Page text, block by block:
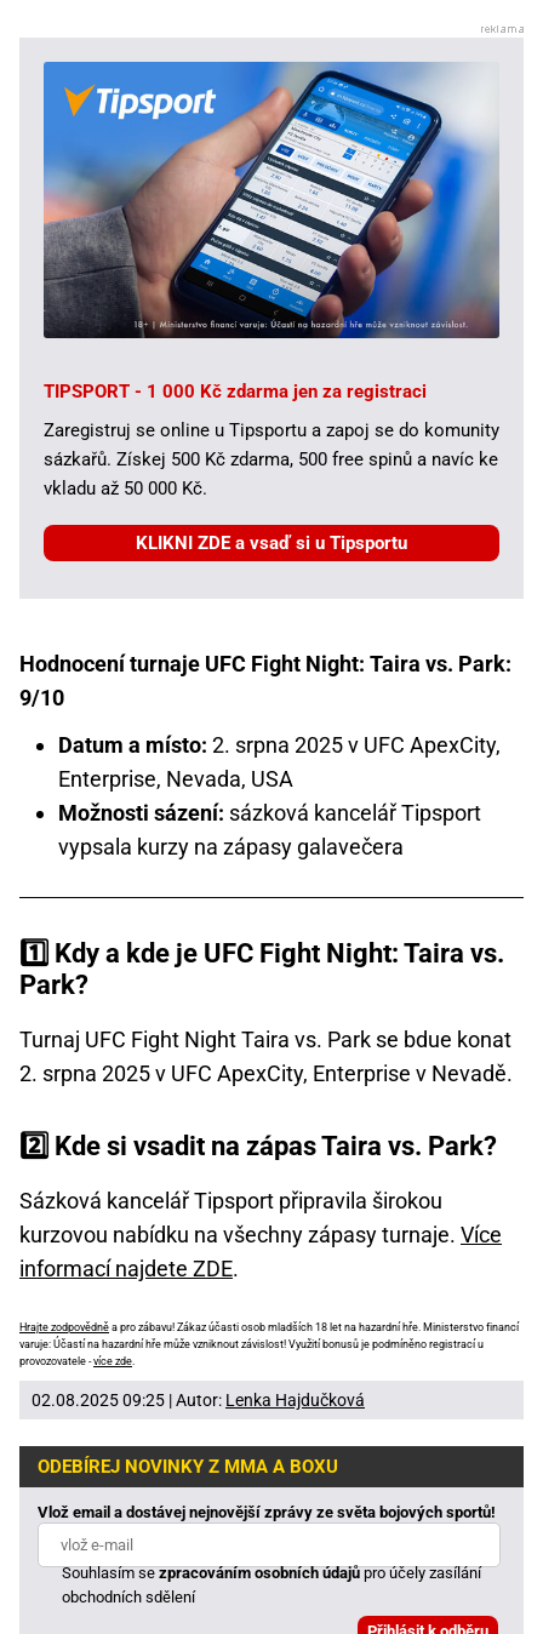
TIPSPORT - 1 000 Kč zdarma jen za registraci
Zaregistruj se online u Tipsportu a zapoj se do komunity
sázkařů. Získej 500 Kč zdarma, 500 free spinů a navíc ke
vkladu až 50 000 Kč.
KLIKNI ZDE a vsaď si u Tipsportu
Hodnocení turnaje UFC Fight Night: Taira vs. Park:
9/10
Datum a místo: 2. srpna 2025 v UFC ApexCity,
Enterprise, Nevada, USA
Možnosti sázení: sázková kancelář Tipsport
vypsala kurzy na zápasy galavečera
1️⃣ Kdy a kde je UFC Fight Night: Taira vs.
Park?
Turnaj UFC Fight Night Taira vs. Park se bdue konat
2. srpna 2025 v UFC ApexCity, Enterprise v Nevadě.
2️⃣ Kde si vsadit na zápas Taira vs. Park?
Sázková kancelář Tipsport připravila širokou
kurzovou nabídku na všechny zápasy turnaje. Více
informací najdete ZDE.
Hrajte zodpovědně a pro zábavu! Zákaz účasti osob mladších 18 let na hazardní hře. Ministerstvo financí
varuje: Účastí na hazardní hře může vzniknout závislost! Využití bonusů je podmíněno registrací u
provozovatele -více zde
02.08.2025 09:25 | Autor: Lenka Hajdučková
ODEBÍREJ NOVINKY Z MMA A BOXU
Vlož email a dostávej nejnovější zprávy ze světa bojových sportů!
Souhlasím sezpracováním osobních údajůpro účely zasílání
obchodních sdělení